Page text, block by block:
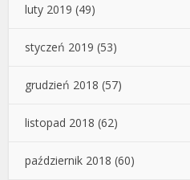
luty 2019 (49)
styczeń 2019 (53)
grudzień 2018 (57)
listopad 2018 (62)
październik 2018 (60)